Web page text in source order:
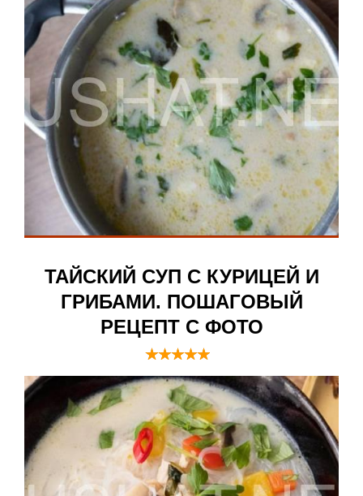
ТАЙСКИЙ СУП С КУРИЦЕЙ И
ГРИБАМИ. ПОШАГОВЫЙ
РЕЦЕПТ С ФОТО